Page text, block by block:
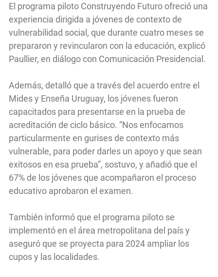
El programa piloto Construyendo Futuro ofreció una
experiencia dirigida a jóvenes de contexto de
vulnerabilidad social, que durante cuatro meses se
prepararon y revincularon con la educación, explicó
Paullier, en diálogo con Comunicación Presidencial.
Además, detalló que a través del acuerdo entre el
Mides y Enseña Uruguay, los jóvenes fueron
capacitados para presentarse en la prueba de
acreditación de ciclo básico. “Nos enfocamos
particularmente en gurises de contexto más
vulnerable, para poder darles un apoyo y que sean
exitosos en esa prueba”, sostuvo, y añadió que el
67% de los jóvenes que acompañaron el proceso
educativo aprobaron el examen.
También informó que el programa piloto se
implementó en el área metropolitana del país y
aseguró que se proyecta para 2024 ampliar los
cupos y las localidades.